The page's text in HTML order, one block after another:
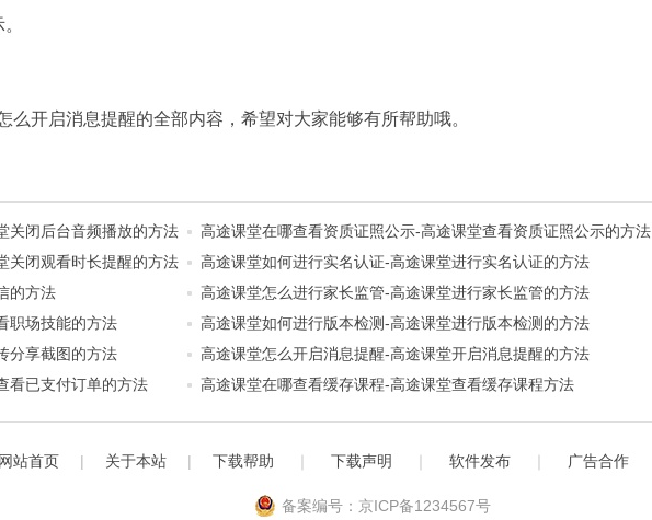
么开启消息提醒的全部内容，希望对大家能够有所帮助哦。
关闭后台音频播放的方法
高途课堂在哪查看资质证照公示-高途课堂查看资质证照公示的方法
关闭观看时长提醒的方法
高途课堂如何进行实名认证-高途课堂进行实名认证的方法
的方法
高途课堂怎么进行家长监管-高途课堂进行家长监管的方法
职场技能的方法
高途课堂如何进行版本检测-高途课堂进行版本检测的方法
分享截图的方法
高途课堂怎么开启消息提醒-高途课堂开启消息提醒的方法
看已支付订单的方法
高途课堂在哪查看缓存课程-高途课堂查看缓存课程方法
网站首页 | 关于本站 | 下载帮助 下载声明 软件发布 广告合作
备案编号：京ICP备1234567号